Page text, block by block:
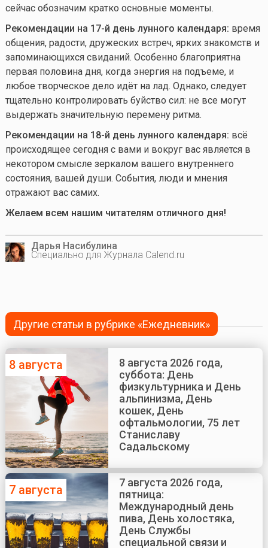
сейчас обозначим кратко основные моменты.
Рекомендации на 17-й день лунного календаря: время
общения, радости, дружеских встреч, ярких знакомств и
запоминающихся свиданий. Особенно благоприятна
первая половина дня, когда энергия на подъеме, и
любое творческое дело идёт на лад. Однако, следует
тщательно контролировать буйство сил: не все могут
выдержать значительную перемену ритма.
Рекомендации на 18-й день лунного календаря: всё
происходящее сегодня с вами и вокруг вас является в
некотором смысле зеркалом вашего внутреннего
состояния, вашей души. События, люди и мнения
отражают вас самих.
Желаем всем нашим читателям отличного дня!
Дарья Насибулина
Специально для Журнала Calend.ru
Другие статьи в рубрике «Ежедневник»
8 августа
8 августа 2026 года,
суббота: День
физкультурника и День
альпинизма, День
кошек, День
офтальмологии, 75 лет
Станиславу
Садальскому
7 августа
7 августа 2026 года,
пятница:
Международный день
пива, День холостяка,
День Службы
специальной связи и